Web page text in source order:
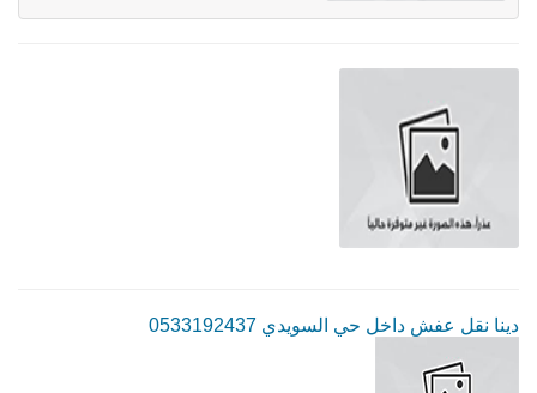
دينا نقل عفش داخل حي السويدي 0533192437